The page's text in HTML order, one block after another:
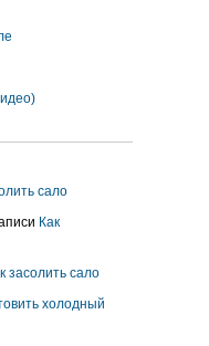
сало
Как
засолить сало
холодный